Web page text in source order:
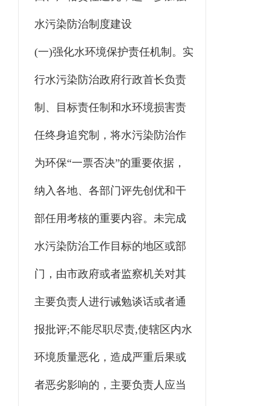
水污染防治制度建设
(一)强化水环境保护责任机制。实
行水污染防治政府行政首长负责
制、目标责任制和水环境损害责
任终身追究制，将水污染防治作
为环保“一票否决”的重要依据，
纳入各地、各部门评先创优和干
部任用考核的重要内容。未完成
水污染防治工作目标的地区或部
门，由市政府或者监察机关对其
主要负责人进行诫勉谈话或者通
报批评;不能尽职尽责,使辖区内水
环境质量恶化，造成严重后果或
者恶劣影响的，主要负责人应当